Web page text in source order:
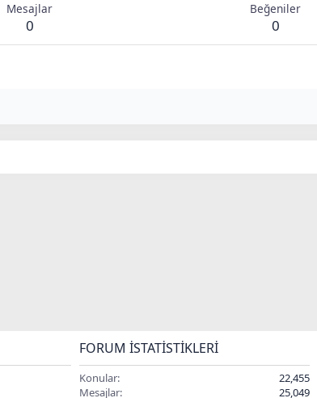
Mesajlar
0
Beğeniler
0
FORUM İSTATISTIKLERI
Konular
22,455
Mesajlar
25,049